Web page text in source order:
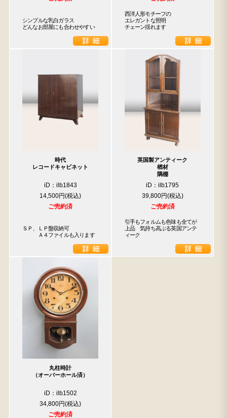
シンプルな乳白ガラス
どんなお部屋にも合わせやすい
西洋人形モチーフの
エレガントな照明
チェーン揺れます
時代
レコードキャビネット
iD：ilb1843
14,500円
ご売約済
ＳＰ、ＬＰ盤収納可
Ａ４ファイルも入ります
英国製アンティーク
楢材
隅棚
iD：ilb1795
39,800円
ご売約済
引手もフォルムも色味も全てが
上品　気持ち高ぶる英国アンテ
ィーク
丸柱時計
（オーバーホール済）
iD：ilb1502
34,800円
ご売約済